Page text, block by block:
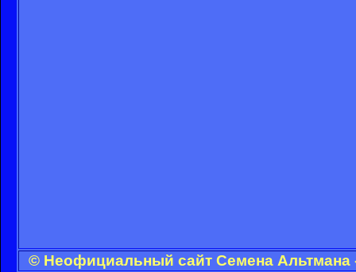
© Неофициальный сайт Семена Альтмана